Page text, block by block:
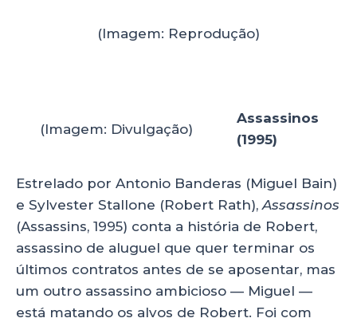
(Imagem: Reprodução)
(Imagem: Divulgação)
Assassinos
(1995)
Estrelado por Antonio Banderas (Miguel Bain)
e Sylvester Stallone (Robert Rath), Assassinos
(Assassins, 1995) conta a história de Robert,
assassino de aluguel que quer terminar os
últimos contratos antes de se aposentar, mas
um outro assassino ambicioso — Miguel —
está matando os alvos de Robert. Foi com